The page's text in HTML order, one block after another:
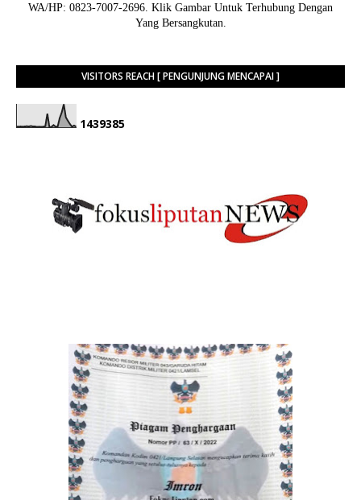
WA/HP: 0823-7007-2696. Klik Gambar Untuk Terhubung Dengan
Yang Bersangkutan.
VISITORS REACH [ PENGUNJUNG MENCAPAI ]
1439385